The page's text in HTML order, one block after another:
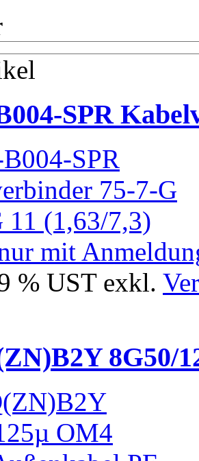
SPR
mit
% UST exkl.
8G50/